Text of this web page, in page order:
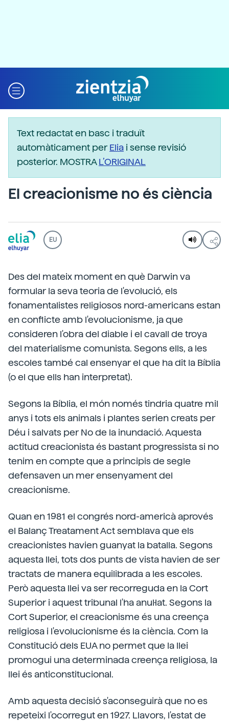
Text redactat en basc i traduït
automàticament perElia i sense revisió
posterior. MOSTRAL’ORIGINAL
El creacionisme no és ciència
EU
Des del mateix moment en què Darwin va
formular la seva teoria de l'evolució, els
fonamentalistes religiosos nord-americans estan
en conflicte amb l'evolucionisme, ja que
consideren l'obra del diable i el cavall de troya
del materialisme comunista. Segons ells, a les
escoles també cal ensenyar el que ha dit la Bíblia
(o el que ells han interpretat).
Segons la Bíblia, el món només tindria quatre mil
anys i tots els animals i plantes serien creats per
Déu i salvats per No de la inundació. Aquesta
actitud creacionista és bastant progressista si no
tenim en compte que a principis de segle
defensaven un mer ensenyament del
creacionisme.
Quan en 1981 el congrés nord-americà aprovés
el Balanç Treatament Act semblava que els
creacionistes havien guanyat la batalla. Segons
aquesta llei, tots dos punts de vista havien de ser
tractats de manera equilibrada a les escoles.
Però aquesta llei va ser recorreguda en la Cort
Superior i aquest tribunal l'ha anul·lat. Segons la
Cort Superior, el creacionisme és una creença
religiosa i l'evolucionisme és la ciència. Com la
Constitució dels EUA no permet que la llei
promogui una determinada creença religiosa, la
llei és anticonstitucional.
Amb aquesta decisió s'aconseguirà que no es
repeteixi l'ocorregut en 1927. Llavors, l'estat de